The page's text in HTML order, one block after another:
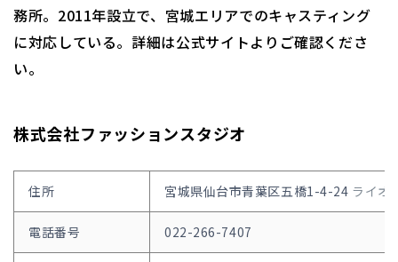
務所。2011年設立で、宮城エリアでのキャスティング
に対応している。詳細は公式サイトよりご確認くださ
い。
株式会社ファッションスタジオ
住所 宮城県仙台市青葉区五橋1-4-24 ライオ
電話番号 022-266-7407